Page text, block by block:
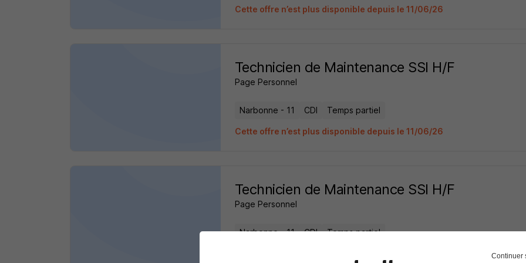
Cette offre n’est plus disponible depuis le 11/06/26
Technicien de Maintenance SSI H/F
Page Personnel
Narbonne - 11 CDI Temps partiel
Cette offre n’est plus disponible depuis le 11/06/26
Technicien de Maintenance SSI H/F
Page Personnel
Narbonne - 11 CDI Temps partiel
Continuer